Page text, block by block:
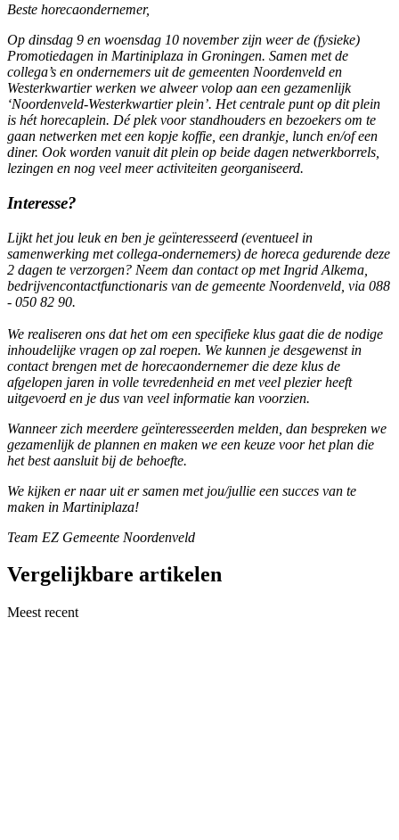
Beste horecaondernemer,
Op dinsdag 9 en woensdag 10 november zijn weer de (fysieke)
Promotiedagen in Martiniplaza in Groningen. Samen met de
collega’s en ondernemers uit de gemeenten Noordenveld en
Westerkwartier werken we alweer volop aan een gezamenlijk
‘Noordenveld-Westerkwartier plein’. Het centrale punt op dit plein
is hét horecaplein. Dé plek voor standhouders en bezoekers om te
gaan netwerken met een kopje koffie, een drankje, lunch en/of een
diner. Ook worden vanuit dit plein op beide dagen netwerkborrels,
lezingen en nog veel meer activiteiten georganiseerd.
Interesse?
Lijkt het jou leuk en ben je geïnteresseerd (eventueel in
samenwerking met collega-ondernemers) de horeca gedurende deze
2 dagen te verzorgen? Neem dan contact op met Ingrid Alkema,
bedrijvencontactfunctionaris van de gemeente Noordenveld, via 088
- 050 82 90.
We realiseren ons dat het om een specifieke klus gaat die de nodige
inhoudelijke vragen op zal roepen. We kunnen je desgewenst in
contact brengen met de horecaondernemer die deze klus de
afgelopen jaren in volle tevredenheid en met veel plezier heeft
uitgevoerd en je dus van veel informatie kan voorzien.
Wanneer zich meerdere geïnteresseerden melden, dan bespreken we
gezamenlijk de plannen en maken we een keuze voor het plan die
het best aansluit bij de behoefte.
We kijken er naar uit er samen met jou/jullie een succes van te
maken in Martiniplaza!
Team EZ Gemeente Noordenveld
Vergelijkbare artikelen
Meest recent